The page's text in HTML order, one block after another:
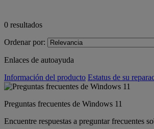
0 resultados
Ordenar por:
Enlaces de autoayuda
Información del producto Estatus de su
Preguntas frecuentes de Windows 11
Encuentre respuestas a preguntar frecuentes